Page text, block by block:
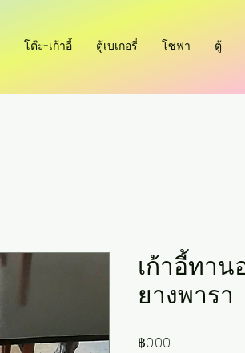
โต๊ะ-เก้าอี้ ตู้เบเกอรี่ โซฟา ตู้
เก้าอี้ทาน
ยางพารา
฿0.00